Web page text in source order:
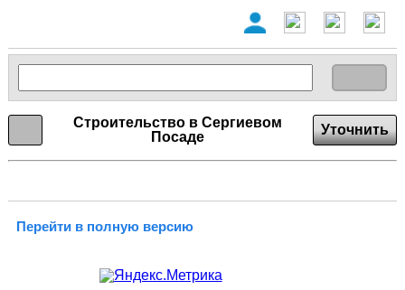
Строительство в Сергиевом
Посаде
Уточнить
Перейти в полную версию